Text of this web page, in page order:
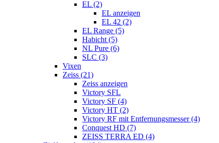
EL (2)
EL anzeigen
EL 42 (2)
EL Range (5)
Habicht (5)
NL Pure (6)
SLC (3)
Vixen
Zeiss (21)
Zeiss anzeigen
Victory SFL
Victory SF (4)
Victory HT (2)
Victory RF mit Entfernungsmesser (4)
Conquest HD (7)
ZEISS TERRA ED (4)